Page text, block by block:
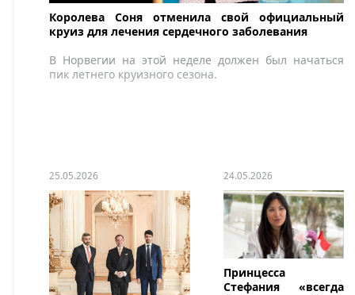
Королева Соня отменила свой официальный
круиз для лечения сердечного заболевания
В Норвегии на этой неделе должен был начаться
пик летнего круизного сезона.
25.05.2026 24.05.2026
Принцесса
Стефания «всегда